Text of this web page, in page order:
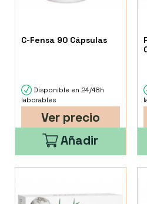
C-Fensa 90 Cápsulas
Disponible en 24/48h
laborables
Ver precio
Añadir